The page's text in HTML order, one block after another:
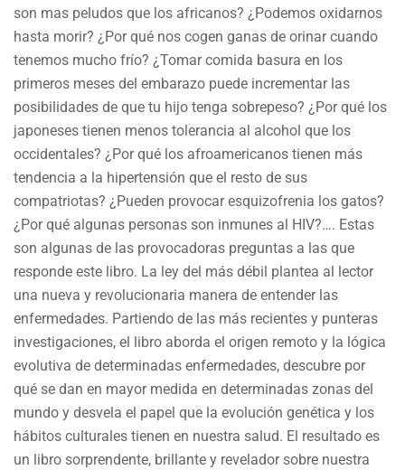
son mas peludos que los africanos? ¿Podemos oxidarnos
hasta morir? ¿Por qué nos cogen ganas de orinar cuando
tenemos mucho frío? ¿Tomar comida basura en los
primeros meses del embarazo puede incrementar las
posibilidades de que tu hijo tenga sobrepeso? ¿Por qué los
japoneses tienen menos tolerancia al alcohol que los
occidentales? ¿Por qué los afroamericanos tienen más
tendencia a la hipertensión que el resto de sus
compatriotas? ¿Pueden provocar esquizofrenia los gatos?
¿Por qué algunas personas son inmunes al HIV?…. Estas
son algunas de las provocadoras preguntas a las que
responde este libro. La ley del más débil plantea al lector
una nueva y revolucionaria manera de entender las
enfermedades. Partiendo de las más recientes y punteras
investigaciones, el libro aborda el origen remoto y la lógica
evolutiva de determinadas enfermedades, descubre por
qué se dan en mayor medida en determinadas zonas del
mundo y desvela el papel que la evolución genética y los
hábitos culturales tienen en nuestra salud. El resultado es
un libro sorprendente, brillante y revelador sobre nuestra